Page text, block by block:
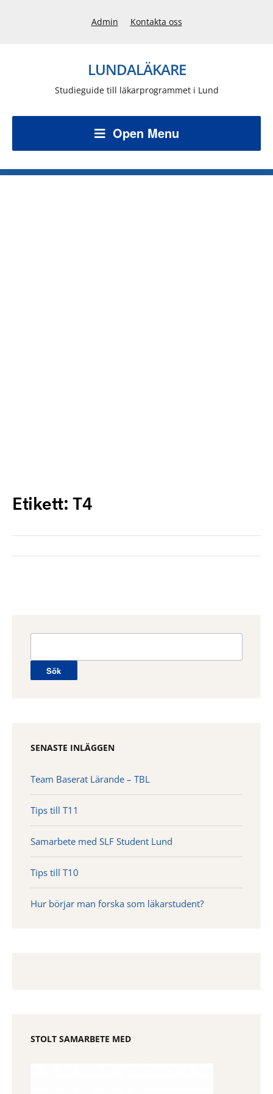
Admin Kontakta oss
LUNDALÄKARE
Studieguide till läkarprogrammet i Lund
Open Menu
Etikett:T4
SENASTE INLÄGGEN
Team Baserat Lärande – TBL
Tips till T11
Samarbete med SLF Student Lund
Tips till T10
Hur börjar man forska som läkarstudent?
STOLT SAMARBETE MED